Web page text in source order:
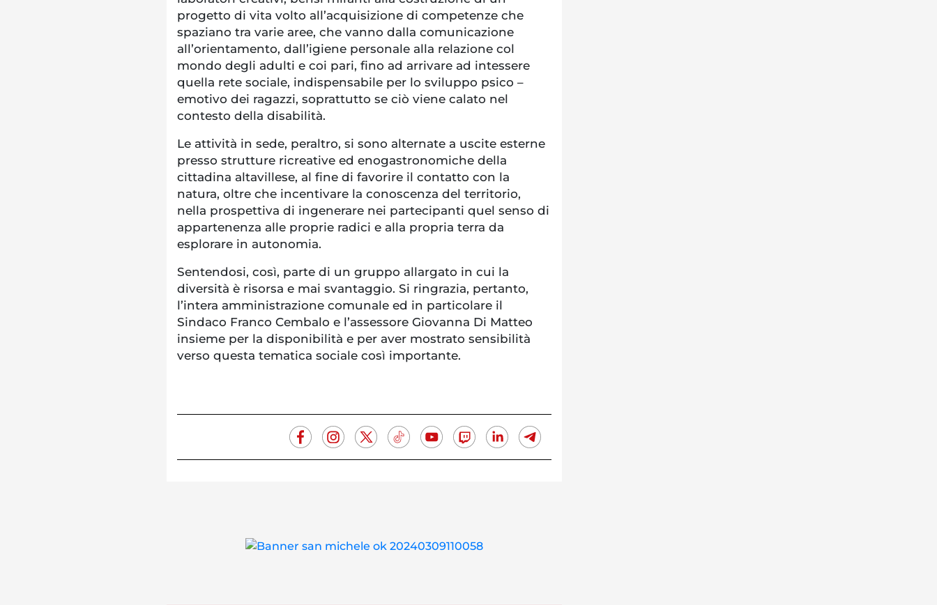
progetto di vita volto all’acquisizione di competenze che
spaziano tra varie aree, che vanno dalla comunicazione
all’orientamento, dall’igiene personale alla relazione col
mondo degli adulti e coi pari, fino ad arrivare ad intessere
quella rete sociale, indispensabile per lo sviluppo psico –
emotivo dei ragazzi, soprattutto se ciò viene calato nel
contesto della disabilità.
Le attività in sede, peraltro, si sono alternate a uscite esterne
presso strutture ricreative ed enogastronomiche della
cittadina altavillese, al fine di favorire il contatto con la
natura, oltre che incentivare la conoscenza del territorio,
nella prospettiva di ingenerare nei partecipanti quel senso di
appartenenza alle proprie radici e alla propria terra da
esplorare in autonomia.
Sentendosi, così, parte di un gruppo allargato in cui la
diversità è risorsa e mai svantaggio. Si ringrazia, pertanto,
l’intera amministrazione comunale ed in particolare il
Sindaco Franco Cembalo e l’assessore Giovanna Di Matteo
insieme per la disponibilità e per aver mostrato sensibilità
verso questa tematica sociale così importante.